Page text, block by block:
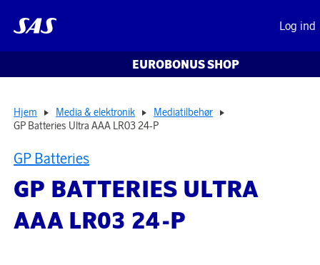
Log ind
EUROBONUS SHOP
Hjem Media & elektronik
Mediatilbehør
GP Batteries Ultra AAA LR03 24-P
GP Batteries
GP BATTERIES ULTRA
AAA LR03 24-P